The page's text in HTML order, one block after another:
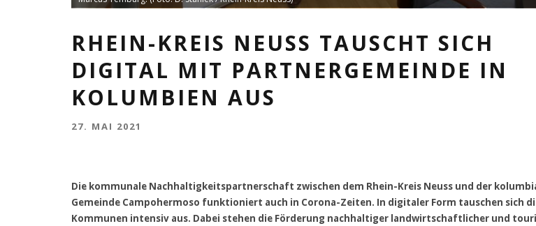
RHEIN-KREIS NEUSS TAUSCHT SICH
DIGITAL MIT PARTNERGEMEINDE IN
KOLUMBIEN AUS
27. MAI 2021
Die kommunale Nachhaltigkeitspartnerschaft zwischen dem Rhein-Kreis Neuss und der
Gemeinde Campohermoso funktioniert auch in Corona-Zeiten. In digitaler Form tauschen sich
Kommunen intensiv aus. Dabei stehen die Förderung nachhaltiger landwirtschaftlicher und